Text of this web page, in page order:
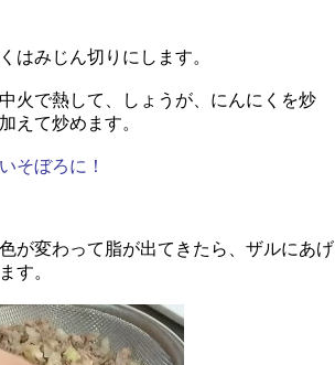
はみじん切りにします。
火で熱して、しょうが、にんにくを炒
えて炒めます。
そぼろに！
が変わって脂が出てきたら、ザルにあげ
す。